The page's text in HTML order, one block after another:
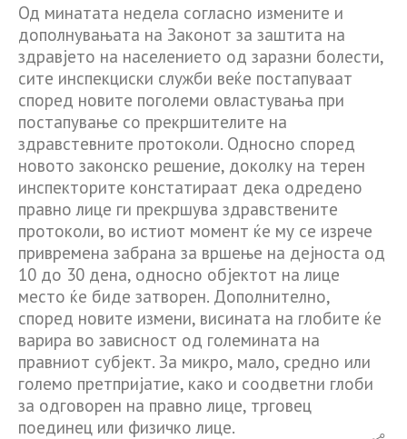
​Од минатата недела согласно измените и
дополнувањата на Законот за заштита на
здравјето на населението од заразни болести,
сите инспекциски служби веќе постапуваат
според новите поголеми овластувања при
постапување со прекршителите на
здравстевните протоколи. Односно според
новото законско решение, доколку на терен
инспекторите констатираат дека одредено
правно лице ги прекршува здравствените
протоколи, во истиот момент ќе му се изрече
привремена забрана за вршење на дејноста од
10 до 30 дена, односно објектот на лице
место ќе биде затворен. Дополнително,
според новите измени, висината на глобите ќе
варира во зависност од големината на
правниот субјект. За микро, мало, средно или
големо претпријатие, како и соодветни глоби
за одговорен на правно лице, трговец
поединец или физичко лице.